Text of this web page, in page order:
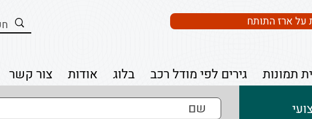
על ארז התותח
תמונות גירים לפי מודל רכב בלוג אודות צור קשר